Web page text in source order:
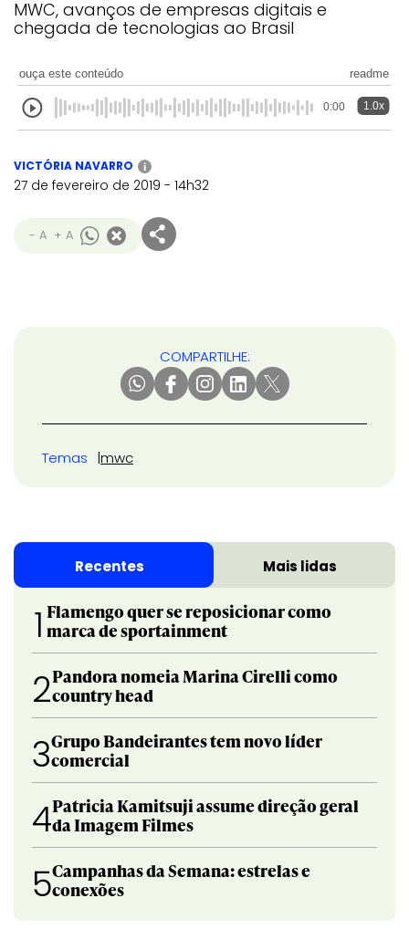
MWC, avanços de empresas digitais e
chegada de tecnologias ao Brasil
ouça este conteúdo readme
0:00 1.0x
VICTÓRIA NAVARRO i
27 de fevereiro de 2019 - 14h32
- A + A
COMPARTILHE:
Temas mwc
Recentes Mais lidas
1 Flamengo quer se reposicionar como
marca de sportainment
2Pandora nomeia Marina Cirelli como
country head
3Grupo Bandeirantes tem novo líder
comercial
4Patricia Kamitsuji assume direção geral
da Imagem Filmes
5Campanhas da Semana: estrelas e
conexões